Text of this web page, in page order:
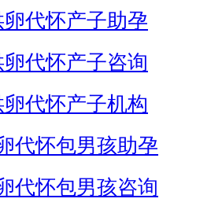
代怀产子助孕
代怀产子咨询
代怀产子机构
代怀包男孩助孕
代怀包男孩咨询